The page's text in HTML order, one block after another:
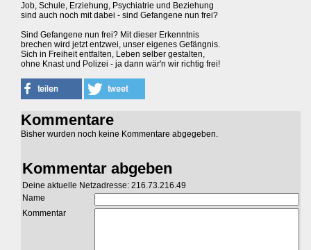
Job, Schule, Erziehung, Psychiatrie und Beziehung
sind auch noch mit dabei - sind Gefangene nun frei?
Sind Gefangene nun frei? Mit dieser Erkenntnis
brechen wird jetzt entzwei, unser eigenes Gefängnis.
Sich in Freiheit entfalten, Leben selber gestalten,
ohne Knast und Polizei - ja dann wär'n wir richtig frei!
Kommentare
Bisher wurden noch keine Kommentare abgegeben.
Kommentar abgeben
Deine aktuelle Netzadresse: 216.73.216.49
Name
Kommentar